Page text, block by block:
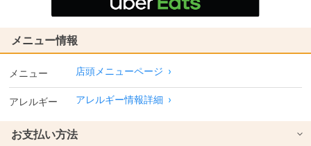
メニュー情報
メニュー 店頭メニューページ ›
アレルギー アレルギー情報詳細 ›
お支払い方法